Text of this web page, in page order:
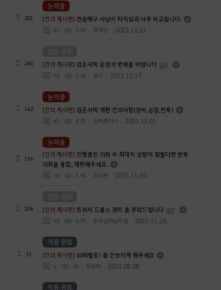
201 [건의 게시판] 전승매구 사냥시 타직업과 너무 비교됩니다.
37 7.5K 멸화신 2023.12.21
논의중
240 [건의 게시판] 검은사막 운영의 변화를 바랍니다
70 7.1K 첼시 2023.12.17
162 [건의 게시판] 검은사막 개편 건의사항(장비,성장,전투)
45 4.7K 뉴비죽이냐 2023.12.01
논의중
136
[건의 게시판] 진행중인 의뢰 수 최대치 상향이 힘들다면 반복
의뢰를 통합, 개편해주세요.
16 3.4K 유리은 2023.11.30
논의중
204 [건의 게시판]트위치 드롭스 관리 좀 부탁드립니다
38 4.7K 무지성화살싸개 2023.11.28
21 [건의 게시판] 50레벨로! 좀 안보이게 해주세요
6 4K 쉰세대 2023.08.08
적용 완료
적용 완료